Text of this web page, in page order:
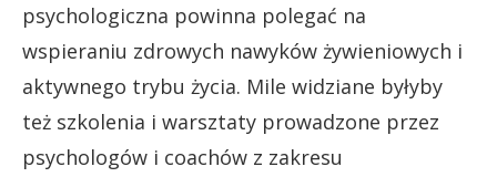
psychologiczna powinna polegać na
wspieraniu zdrowych nawyków żywieniowych i
aktywnego trybu życia. Mile widziane byłyby
też szkolenia i warsztaty prowadzone przez
psychologów i coachów z zakresu